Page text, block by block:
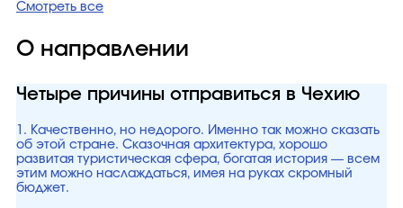
Смотреть все
О направлении
Четыре причины отправиться в Чехию
1. Качественно, но недорого. Именно так можно сказать
об этой стране. Сказочная архитектура, хорошо
развитая туристическая сфера, богатая история — всем
этим можно наслаждаться, имея на руках скромный
бюджет.